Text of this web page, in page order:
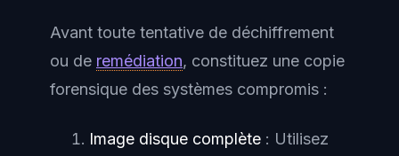
Avant toute tentative de déchiffrement
ou de remédiation, constituez une copie
forensique des systèmes compromis :
Image disque complète : Utilisez